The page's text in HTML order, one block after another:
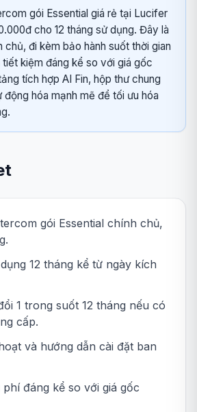
gói Essential giá rẻ tại Lucifer
cho 12 tháng sử dụng. Đây là
chủ, đi kèm bảo hành suốt thời gian
kiệm đáng kể so với giá gốc
tích hợp AI Fin, hộp thư chung
hóa mạnh mẽ để tối ưu hóa
gói Essential chính chủ,
12 tháng kể từ ngày kích
1 trong suốt 12 tháng nếu có
cấp.
và hướng dẫn cài đặt ban
phí đáng kể so với giá gốc